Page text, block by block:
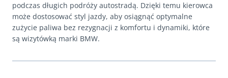
podczas długich podróży autostradą. Dzięki temu kierowca
może dostosować styl jazdy, aby osiągnąć optymalne
zużycie paliwa bez rezygnacji z komfortu i dynamiki, które
są wizytówką marki BMW.